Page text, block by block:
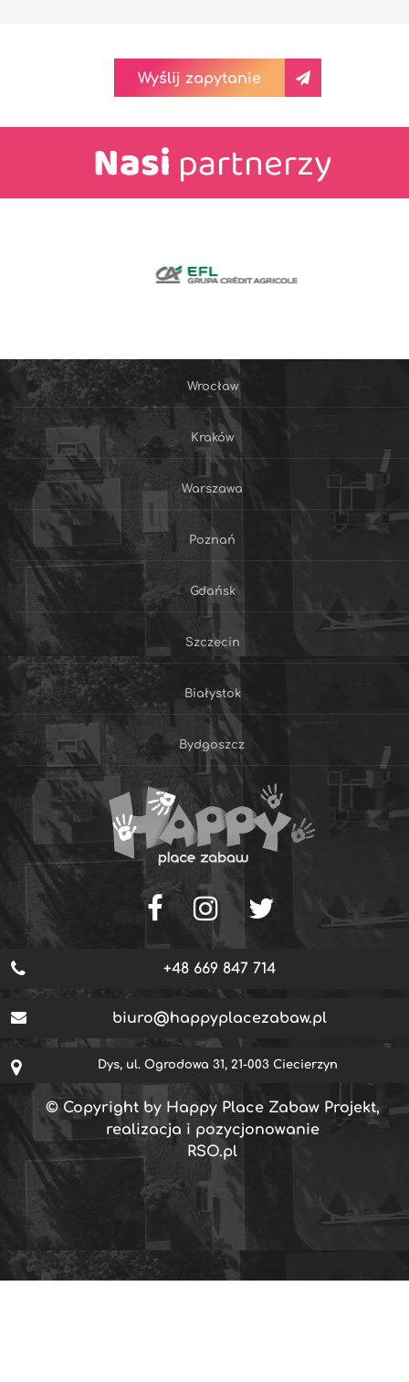
Wyślij zapytanie
Nasipartnerzy
Wrocław
Kraków
Warszawa
Poznań
Gdańsk
Szczecin
Białystok
Bydgoszcz
+48 669 847 714
biuro@happyplacezabaw.pl
Dys, ul. Ogrodowa 31, 21-003 Ciecierzyn
© Copyright by Happy Place Zabaw Projekt,
realizacja i pozycjonowanie
RSO.pl